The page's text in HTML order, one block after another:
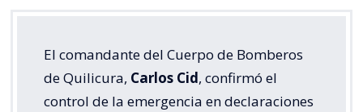
El comandante del Cuerpo de Bomberos
de Quilicura, Carlos Cid, confirmó el
control de la emergencia en declaraciones